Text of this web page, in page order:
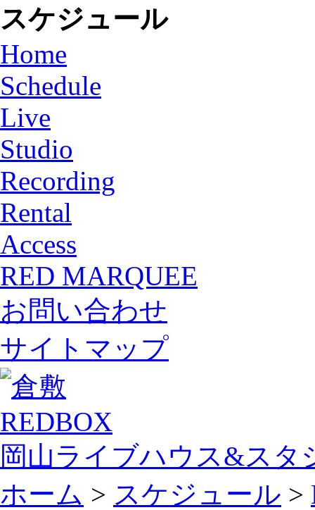
スケジュール
Home
Schedule
Live
Studio
Recording
Rental
Access
RED MARQUEE
お問い合わせ
サイトマップ
岡山ライブハウス&スタ
ホーム > スケジュール >